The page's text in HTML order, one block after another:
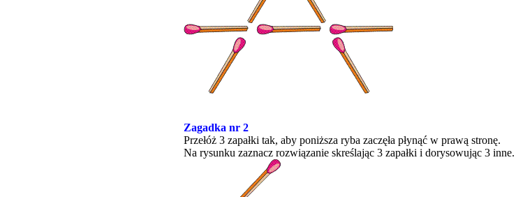
Zagadka nr 2
Przełóż 3 zapałki tak, aby poniższa ryba zaczęła płynąć w prawą stronę.
Na rysunku zaznacz rozwiązanie skreślając 3 zapałki i dorysowując 3 inne.